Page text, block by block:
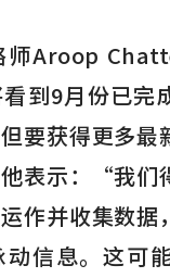
Aroop
到9月份已完
要获得更多最
表示：“我们
作并收集数据
信息。这可